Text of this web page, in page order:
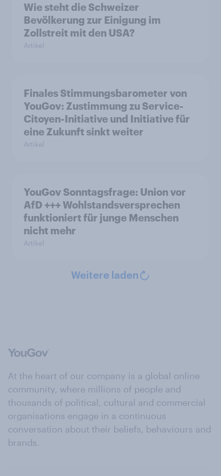
Wie steht die Schweizer
Bevölkerung zur Einigung im
Zollstreit mit den USA?
Artikel
Finales Stimmungsbarometer von
YouGov: Zustimmung zu Service-
Citoyen-Initiative und Initiative für
eine Zukunft sinkt weiter
Artikel
YouGov Sonntagsfrage: Union vor
AfD +++ Wohlstandsversprechen
funktioniert für junge Menschen
nicht mehr
Artikel
Weitere laden
At the heart of our company is a global online
community, where millions of people and
thousands of political, cultural and commercial
organisations engage in a continuous
conversation about their beliefs, behaviours and
brands.